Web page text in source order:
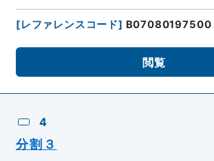
[レファレンスコード] B07080197500
閲覧
4
分割３